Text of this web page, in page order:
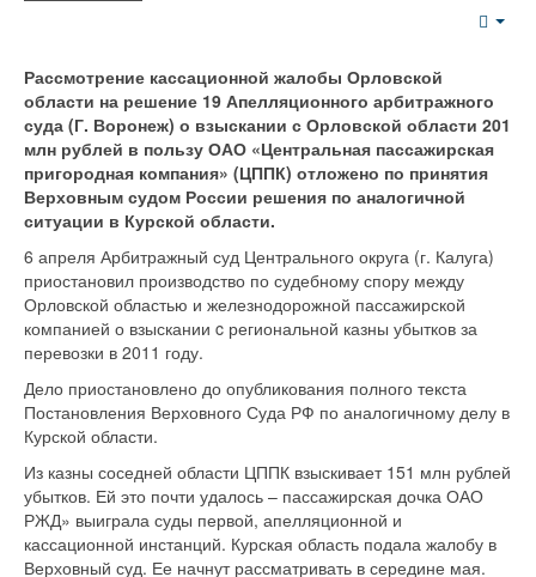
Рассмотрение кассационной жалобы Орловской
области на решение 19 Апелляционного арбитражного
суда (Г. Воронеж) о взыскании с Орловской области 201
млн рублей в пользу ОАО «Центральная пассажирская
пригородная компания» (ЦППК) отложено по принятия
Верховным судом России решения по аналогичной
ситуации в Курской области.
6 апреля Арбитражный суд Центрального округа (г. Калуга)
приостановил производство по судебному спору между
Орловской областью и железнодорожной пассажирской
компанией о взыскании c региональной казны убытков за
перевозки в 2011 году.
Дело приостановлено до опубликования полного текста
Постановления Верховного Суда РФ по аналогичному делу в
Курской области.
Из казны соседней области ЦППК взыскивает 151 млн рублей
убытков. Ей это почти удалось – пассажирская дочка ОАО
РЖД» выиграла суды первой, апелляционной и
кассационной инстанций. Курская область подала жалобу в
Верховный суд. Ее начнут рассматривать в середине мая.